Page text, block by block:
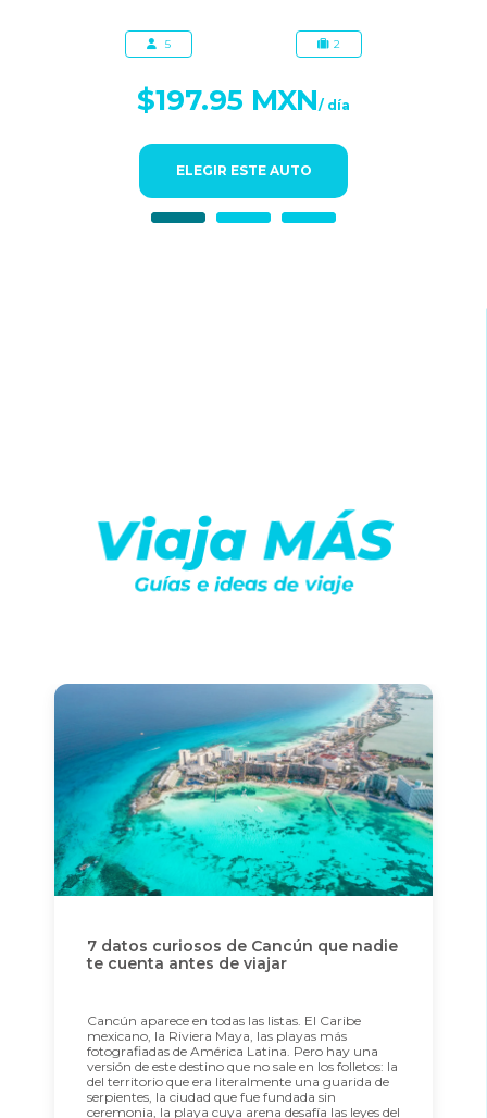
5 2
$197.95 MXN/ día
ELEGIR ESTE AUTO
Viaja MÁS
Guías e ideas de viaje
7 datos curiosos de Cancún que nadie
te cuenta antes de viajar
Cancún aparece en todas las listas. El Caribe
mexicano, la Riviera Maya, las playas más
fotografiadas de América Latina. Pero hay una
versión de este destino que no sale en los folletos: la
del territorio que era literalmente una guarida de
serpientes, la ciudad que fue fundada sin
ceremonia, la playa cuya arena desafía las leyes del